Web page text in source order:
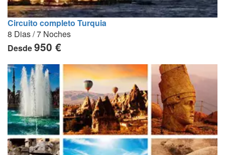
Circuito completo Turquia
8 Dias / 7 Noches
Desde950 €